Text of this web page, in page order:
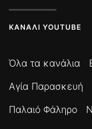
ΚΑΝΆΛΙ YOUTUBE
Όλα τα κανάλια
Αγία Παρασκευή
Παλαιό Φάληρο